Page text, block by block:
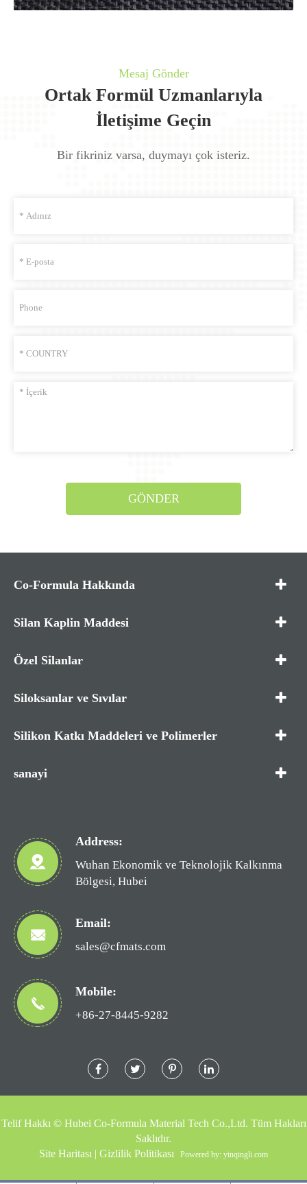
Mesaj Gönder
Ortak Formül Uzmanlarıyla
İletişime Geçin
Bir fikriniz varsa, duymayı çok isteriz.
GÖNDER
Co-Formula Hakkında
Silan Kaplin Maddesi
Özel Silanlar
Siloksanlar ve Sıvılar
Silikon Katkı Maddeleri ve Polimerler
sanayi
Address:
Wuhan Ekonomik ve Teknolojik Kalkınma
Bölgesi, Hubei
Email:
sales@cfmats.com
Mobile:
+86-27-8445-9282
Telif Hakkı © Hubei Co-Formula Material Tech Co.,Ltd. Tüm Hakları
Saklıdır.
Site Haritası | Gizlilik Politikası Powered by: yinqingli.com